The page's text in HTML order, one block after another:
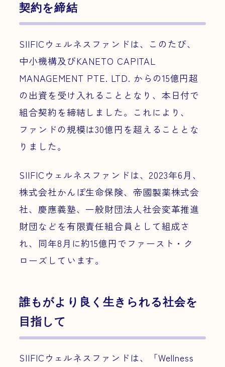
契約を締結
SIIFICウェルネスファンドは、このたび、
中小機構及びKANETO CAPITAL
MANAGEMENT PTE. LTD. からの15億円超
の出資を受け入れることとなり、本日付で
組合契約を締結しました。これにより、
ファンドの規模は30億円を超えることとな
りました。
SIIFICウェルネスファンドは、2023年6月、
株式会社かんぽ生命保険、帝國製薬株式会
社、慶應義塾、一般財団法人社会変革推進
財団などを有限責任組合員として組成さ
れ、同年8月に約15億円でファースト・ク
ローズしています。
誰もがより良く生きられる社会を
目指して
SIIFICウェルネスファンドは、「Wellness